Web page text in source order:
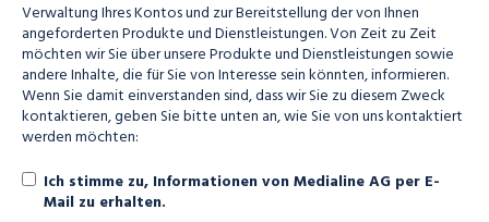
Verwaltung Ihres Kontos und zur Bereitstellung der von Ihnen
angeforderten Produkte und Dienstleistungen. Von Zeit zu Zeit
möchten wir Sie über unsere Produkte und Dienstleistungen sowie
andere Inhalte, die für Sie von Interesse sein könnten, informieren.
Wenn Sie damit einverstanden sind, dass wir Sie zu diesem Zweck
kontaktieren, geben Sie bitte unten an, wie Sie von uns kontaktiert
werden möchten:
Ich stimme zu, Informationen von Medialine AG per E-
Mail zu erhalten.